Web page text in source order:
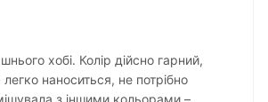
хобі. Колір дійсно гарний,
наноситься, не потрібно
з іншими кольорами –